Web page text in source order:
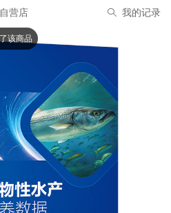
营店 我的记录
该商品